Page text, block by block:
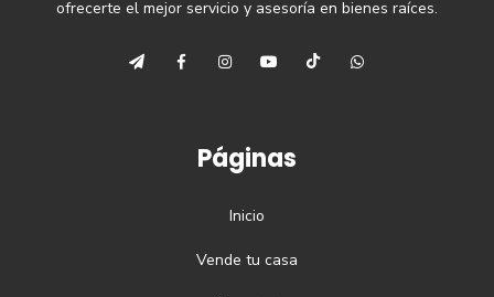
ofrecerte el mejor servicio y asesoría en bienes raíces.
Páginas
Inicio
Vende tu casa